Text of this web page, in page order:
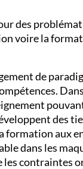
des
voire la
de
des
formation aux
dans les
les contraintes